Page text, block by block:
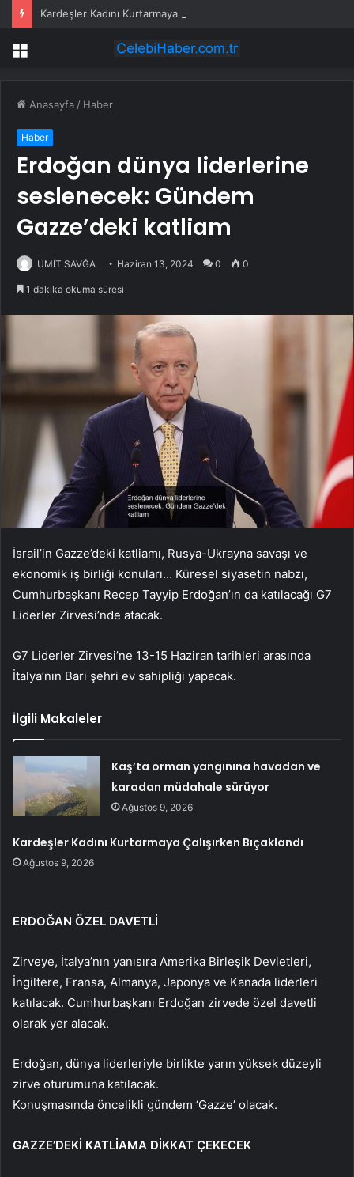
Kardeşler Kadını Kurtarmaya Çalışırken Bıçaklandı
Menü
Anasayfa / Haber
Haber
Erdoğan dünya liderlerine
seslenecek: Gündem
Gazze’deki katliam
ÜMİT SAVĞA Haziran 13, 2024 0 0
1 dakika okuma süresi
İsrail’in Gazze’deki katliamı, Rusya-Ukrayna savaşı ve
ekonomik iş birliği konuları… Küresel siyasetin nabzı,
Cumhurbaşkanı Recep Tayyip Erdoğan’ın da katılacağı G7
Liderler Zirvesi’nde atacak.
G7 Liderler Zirvesi’ne 13-15 Haziran tarihleri arasında
İtalya’nın Bari şehri ev sahipliği yapacak.
İlgili Makaleler
Kaş’ta orman yangınına havadan ve
karadan müdahale sürüyor
Ağustos 9, 2026
Kardeşler Kadını Kurtarmaya Çalışırken Bıçaklandı
Ağustos 9, 2026
ERDOĞAN ÖZEL DAVETLİ
Zirveye, İtalya’nın yanısıra Amerika Birleşik Devletleri,
İngiltere, Fransa, Almanya, Japonya ve Kanada liderleri
katılacak. Cumhurbaşkanı Erdoğan zirvede özel davetli
olarak yer alacak.
Erdoğan, dünya liderleriyle birlikte yarın yüksek düzeyli
zirve oturumuna katılacak.
Konuşmasında öncelikli gündem ‘Gazze’ olacak.
GAZZE’DEKİ KATLİAMA DİKKAT ÇEKECEK